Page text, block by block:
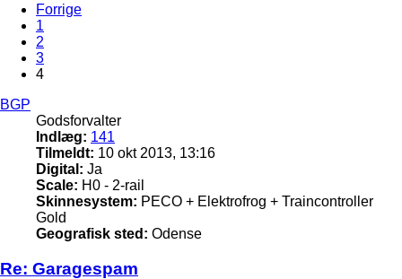
Forrige
1
2
3
4
BGP
Godsforvalter
Indlæg: 141
Tilmeldt: 10 okt 2013, 13:16
Digital: Ja
Scale: H0 - 2-rail
Skinnesystem: PECO + Elektrofrog + Traincontroller
Gold
Geografisk sted: Odense
Re: Garagespam